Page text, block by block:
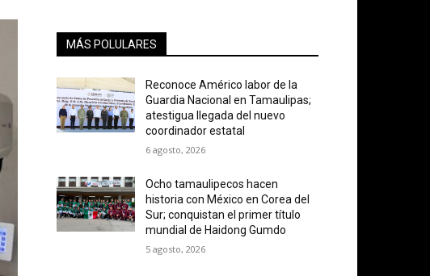
MÁS POLULARES
Reconoce Américo labor de la
Guardia Nacional en Tamaulipas;
atestigua llegada del nuevo
coordinador estatal
6 agosto, 2026
Ocho tamaulipecos hacen
historia con México en Corea del
Sur; conquistan el primer título
mundial de Haidong Gumdo
5 agosto, 2026